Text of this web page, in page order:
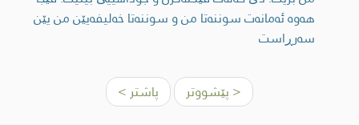
هه‌وه‌ ئه‌مانه‌ت سوننەتا من و سوننەتا خەلیفەیێن من یێن
سه‌رڕاست
< پێشووتر پاشتر >